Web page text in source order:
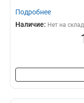
Подробнее
Наличие: Нет на